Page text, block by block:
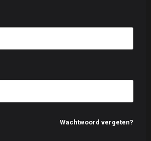
Wachtwoord vergeten?